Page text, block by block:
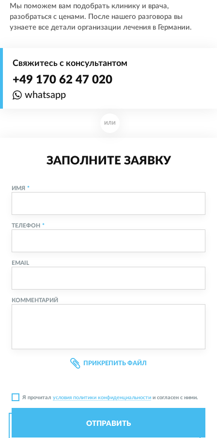
Мы поможем вам подобрать клинику и врача,
разобраться с ценами. После нашего разговора вы
узнаете все детали организации лечения в Германии.
Свяжитесь с консультантом
+49 170 62 47 020
whatsapp
ИЛИ
ЗАПОЛНИТЕ ЗАЯВКУ
ИМЯ
ТЕЛЕФОН
EMAIL
КОММЕНТАРИЙ
ПРИКРЕПИТЬ ФАЙЛ
Я прочитал условия политики конфиденциальности и согласен с ними.
ОТПРАВИТЬ